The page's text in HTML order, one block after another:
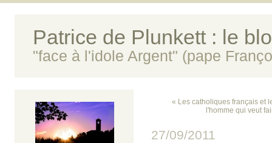
Patrice de Plunkett : le
"face à l'idole Argent" (pape
« Les catholiques français et
l'homme qui veut
27/09/2011